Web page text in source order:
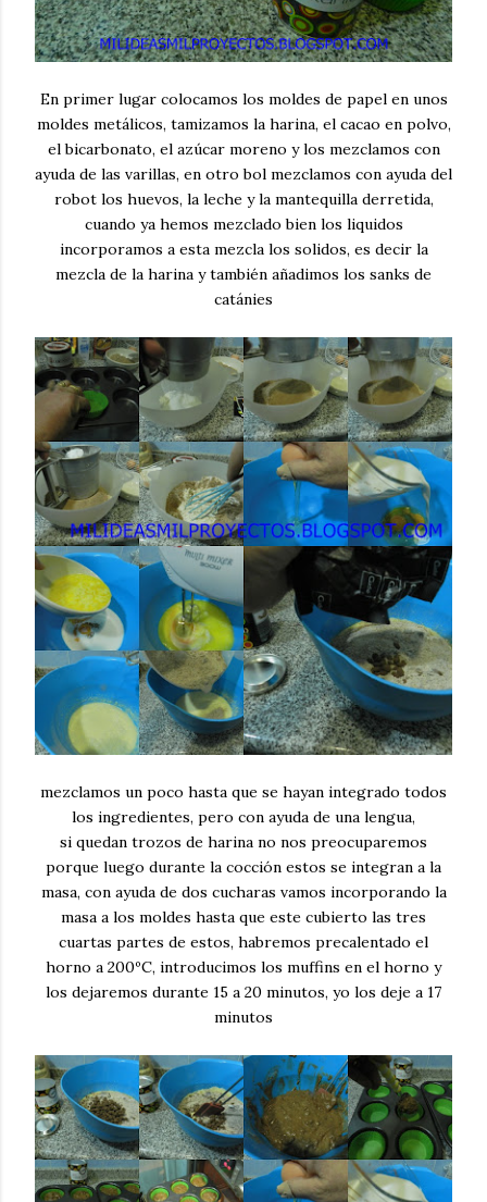
En primer lugar colocamos los moldes de papel en unos
moldes metálicos, tamizamos la harina, el cacao en polvo,
el bicarbonato, el azúcar moreno y los mezclamos con
ayuda de las varillas, en otro bol mezclamos con ayuda del
robot los huevos, la leche y la mantequilla derretida,
cuando ya hemos mezclado bien los liquidos
incorporamos a esta mezcla los solidos, es decir la
mezcla de la harina y también añadimos los sanks de
catánies
mezclamos un poco hasta que se hayan integrado todos
los ingredientes, pero con ayuda de una lengua,
si quedan trozos de harina no nos preocuparemos
porque luego durante la cocción estos se integran a la
masa, con ayuda de dos cucharas vamos incorporando la
masa a los moldes hasta que este cubierto las tres
cuartas partes de estos, habremos precalentado el
horno a 200ºC, introducimos los muffins en el horno y
los dejaremos durante 15 a 20 minutos, yo los deje a 17
minutos